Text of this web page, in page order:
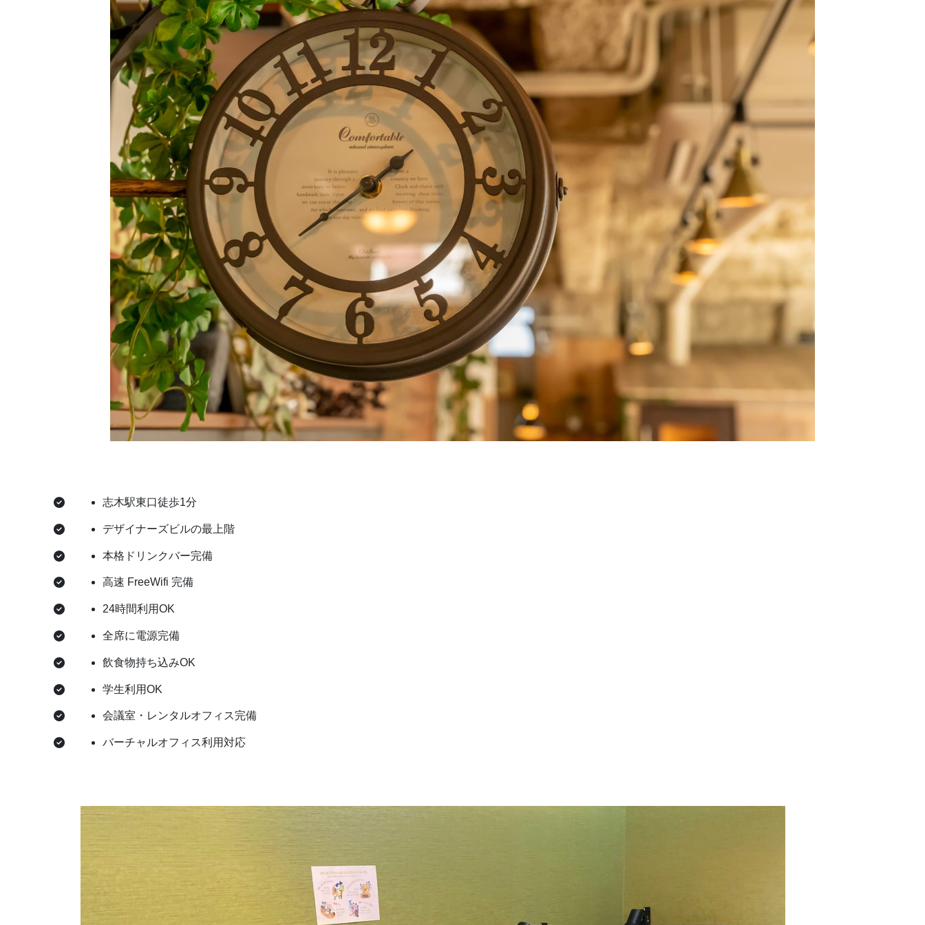
志木駅東口徒歩1分
デザイナーズビルの最上階
本格ドリンクバー完備
高速 FreeWifi 完備
24時間利用OK
全席に電源完備
飲食物持ち込みOK
学生利用OK
会議室・レンタルオフィス完備
バーチャルオフィス利用対応